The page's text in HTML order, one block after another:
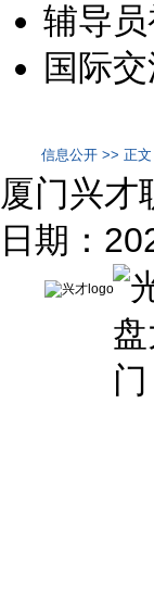
辅导
国际
信息公开 >> 正文
厦门兴才
日期：